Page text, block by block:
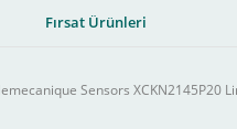
Fırsat Ürünleri
Sensors XCKN2145P20